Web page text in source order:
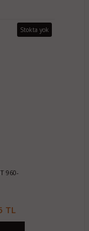
Stokta yok
960-
TL